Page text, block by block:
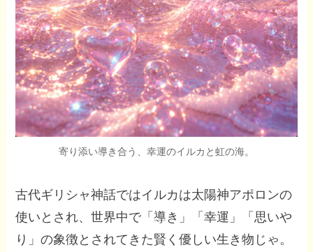
寄り添い導き合う、幸運のイルカと虹の海。
古代ギリシャ神話ではイルカは太陽神アポロンの
使いとされ、世界中で「導き」「幸運」「思いや
り」の象徴とされてきた賢く優しい生き物じゃ。